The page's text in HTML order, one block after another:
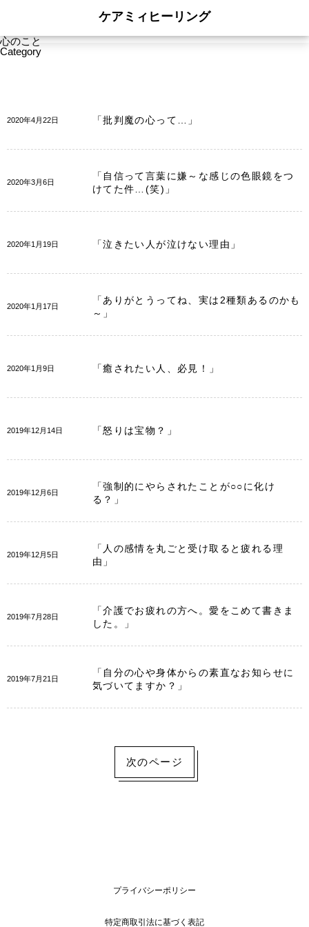
ケアミィヒーリング
心のこと
Category
2020年4月22日 「批判魔の心って…」
2020年3月6日
「自信って言葉に嫌～な感じの色眼鏡をつ
けてた件…(笑)」
2020年1月19日 「泣きたい人が泣けない理由」
2020年1月17日
「ありがとうってね、実は2種類あるのかも
～」
2020年1月9日 「癒されたい人、必見！」
2019年12月14日 「怒りは宝物？」
2019年12月6日
「強制的にやらされたことが○○に化け
る？」
2019年12月5日
「人の感情を丸ごと受け取ると疲れる理
由」
2019年7月28日
「介護でお疲れの方へ。愛をこめて書きま
した。」
2019年7月21日
「自分の心や身体からの素直なお知らせに
気づいてますか？」
次のページ
プライバシーポリシー
特定商取引法に基づく表記